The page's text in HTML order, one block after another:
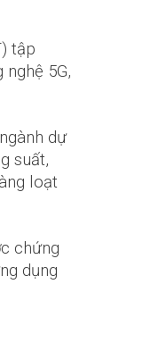
tập
5G,
dự
suất,
loạt
chứng
dụng